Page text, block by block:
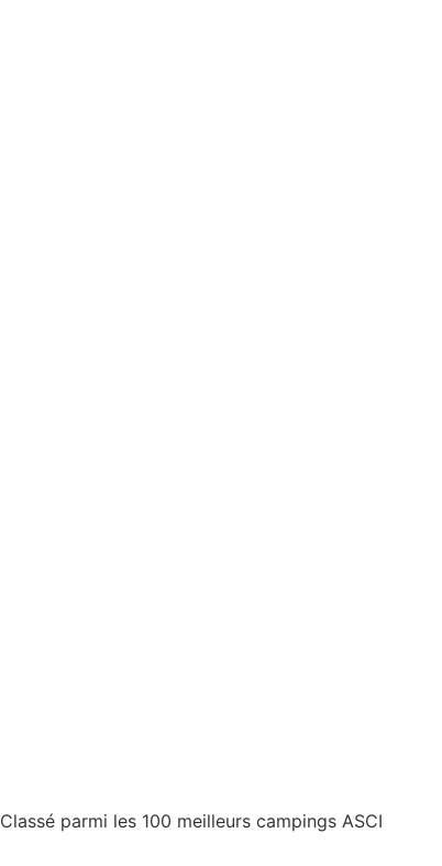
Classé parmi les 100 meilleurs campings ASCI